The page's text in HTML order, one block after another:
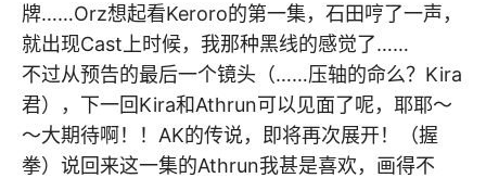
牌……Orz想起看Keroro的第一集，石田哼了一声，
就出现Cast上时候，我那种黑线的感觉了……
不过从预告的最后一个镜头（……压轴的命么？Kira
君），下一回Kira和Athrun可以见面了呢，耶耶～
～大期待啊！！AK的传说，即将再次展开！（握
拳）说回来这一集的Athrun我甚是喜欢，画得不